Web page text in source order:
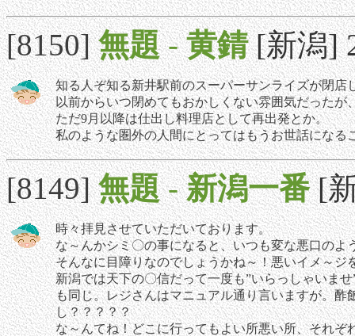
[8150]無題-黄錆 [新潟]
知る人ぞ知る新井駅前のスーパーサンライズが閉店
以前からいつ閉めてもおかしくない雰囲気だった
ただ9月以降は仕出し料理店として再出発とか。
私のような圏外の人間にとってはもうお世話にな
[8149]無題-新潟一番 [
時々拝見させていただいております。
な～んかシミ〇の事になると、いつも変な悪口のよ
そんなに目障りなのでしょうかね～！悪いイメ～ジ
新潟では天下の〇信だって一度も”いらっしゃいま
も同じ。レジさんはマニュアル通り言いますが。
し？？？？？
な～んてね！どこに行ってもよい所悪い所、それぞ